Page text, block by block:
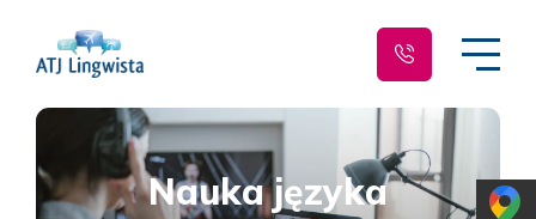
Nauka języka